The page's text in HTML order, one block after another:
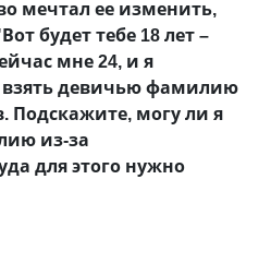
мечтал ее изменить,
будет тебе 18 лет –
мне 24, и я
девичью фамилию
Подскажите, могу ли я
из-за
для этого нужно